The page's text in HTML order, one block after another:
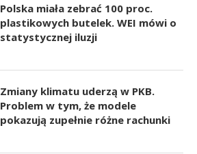
Polska miała zebrać 100 proc.
plastikowych butelek. WEI mówi o
statystycznej iluzji
Zmiany klimatu uderzą w PKB.
Problem w tym, że modele
pokazują zupełnie różne rachunki